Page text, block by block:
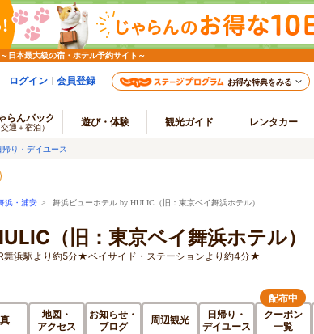
日本最大級の宿・ホテル予約サイト～
ログイン 会員登録 お得な特典をみる
らんパック
交通＋宿泊） 遊び・体験 観光ガイド レンタカー
帰り・デイユース
浜・浦安 > 舞浜ビューホテル by HULIC（旧：東京ベイ舞浜ホテル）
（旧：東京ベイ舞浜ホテル）
浜駅より約5分★ベイサイド・ステーションより約4分★
地図・
アクセス
お知らせ・
ブログ
周辺観光
日帰り・
デイユース
クーポン
一覧
配布中